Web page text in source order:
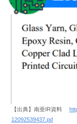
【出典】南亜IR資料
12092539437.pd